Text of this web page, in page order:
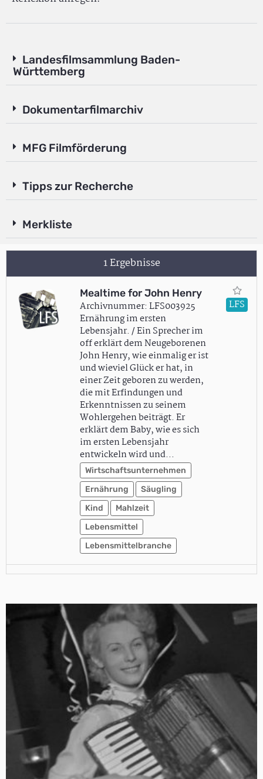
Landesfilmsammlung Baden-
Württemberg
Dokumentarfilmarchiv
MFG Filmförderung
Tipps zur Recherche
Merkliste
1 Ergebnisse
Mealtime for John Henry
Archivnummer: LFS003925
Ernährung im ersten
Lebensjahr. / Ein Sprecher im
off erklärt dem Neugeborenen
John Henry, wie einmalig er ist
und wieviel Glück er hat, in
einer Zeit geboren zu werden,
die mit Erfindungen und
Erkenntnissen zu seinem
Wohlergehen beiträgt. Er
erklärt dem Baby, wie es sich
im ersten Lebensjahr
entwickeln wird und…
Wirtschaftsunternehmen
Ernährung
Säugling
Kind
Mahlzeit
Lebensmittel
Lebensmittelbranche
LFS